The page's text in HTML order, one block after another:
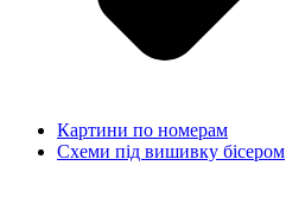
Картини по номерам
Схеми під вишивку бісером